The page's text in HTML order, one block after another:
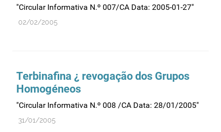
Qualidade e normalização
Reações adversas
Regulamentação
Relações internacionais
Substâncias controladas
Supervisão do mercado
"Circular Informativa N.º 007/CA Data: 2005-01-27"
02/02/2005
Terbinafina ¿ revogação dos Grupos
Homogéneos
"Circular Informativa N.º 008 /CA Data: 28/01/2005"
31/01/2005